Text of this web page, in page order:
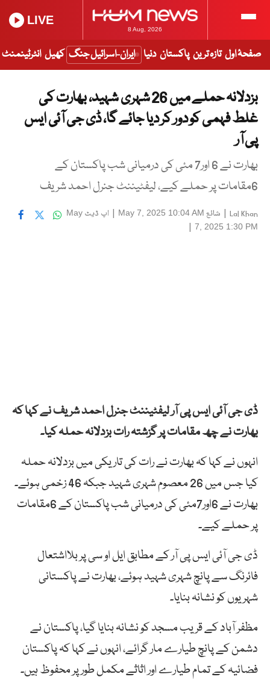
8 Aug, 2026
LIVE
صفحۂ اول تازہ ترین پاکستان دنیا ایران-اسرائیل جنگ کھیل انٹرٹینمنٹ
بزدلانہ حملے میں 26 شہری شہید، بھارت کی
غلط فہمی کو دور کر دیا جائے گا، ڈی جی آئی ایس
پی آر
بھارت نے 6 اور7 مئی کی درمیانی شب پاکستان کے
6مقامات پر حملے کیے، لیفٹیننٹ جنرل احمد شریف
Lal Khan
| شائع May 7, 2025 10:04 AM
| اپ ڈیٹ May
7, 2025 1:30 PM
|
ڈی جی آئی ایس پی آر لیفٹیننٹ جنرل احمد شریف نے کہا کہ
بھارت نے چھ مقامات پر گزشتہ رات بزدلانہ حملہ کیا۔
انہوں نے کہا کہ بھارت نے رات کی تاریکی میں بزدلانہ حملہ
کیا جس میں 26 معصوم شہری شہید جبکہ 46 زخمی ہوئے۔
بھارت نے 6اور7مئی کی درمیانی شب پاکستان کے 6مقامات
پر حملے کیے۔
ڈی جی آئی ایس پی آر کے مطابق ایل او سی پر بلااشتعال
فائرنگ سے پانچ شہری شہید ہوئے، بھارت نے پاکستانی
شہریوں کو نشانہ بنایا۔
مظفر آباد کے قریب مسجد کو نشانہ بنایا گیا، پاکستان نے
دشمن کے پانچ طیارے مار گرائے، انہوں نے کہا کہ پاکستان
فضائیہ کے تمام طیارے اور اثاثے مکمل طور پر محفوظ ہیں۔